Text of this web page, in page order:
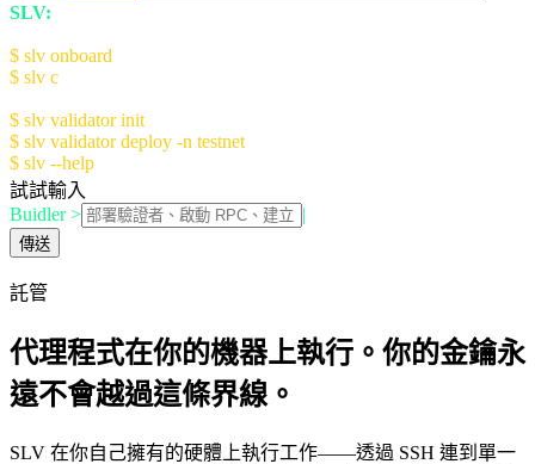
SLV:
$ slv onboard
$ slv c
$ slv validator init
$ slv validator deploy -n testnet
$ slv --help
試試輸入
Buidler >
|
傳送
託管
代理程式在你的機器上執行。 你的金鑰永
遠不會越過這條界線。
SLV 在你自己擁有的硬體上執行工作——透過 SSH 連到單一